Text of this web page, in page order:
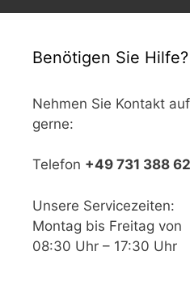
Benötigen Sie Hilfe?
Nehmen Sie Kontakt
gerne:
Telefon +49 731 388
Unsere Servicezeiten:
Montag bis Freitag von
08:30 Uhr – 17:30 Uhr